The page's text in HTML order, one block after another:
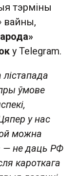
тэрміны
вайны,
у Telegram.
ўмове
у нас
можна
— не даць РФ
кароткага